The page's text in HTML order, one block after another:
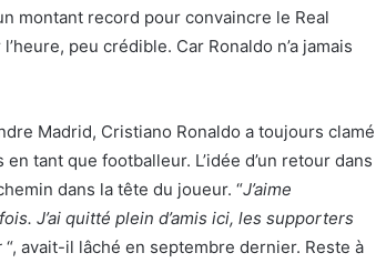
montant record pour convaincre le Real
peu crédible. Car Ronaldo n’a jamais
Madrid, Cristiano Ronaldo a toujours clamé
tant que footballeur. L’idée d’un retour dans
dans la tête du joueur. “J’aime
J’ai quitté plein d’amis ici, les supporters
“, avait-il lâché en septembre dernier. Reste à